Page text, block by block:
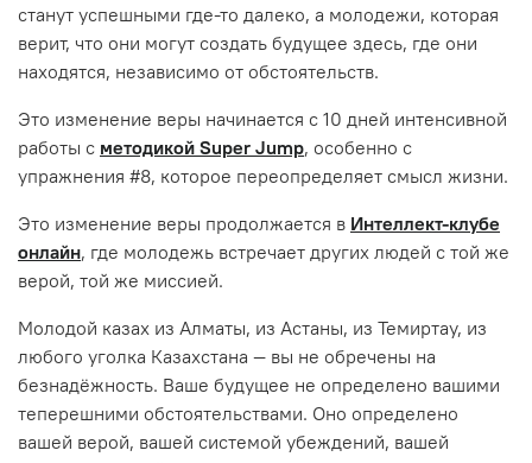
станут успешными где-то далеко, а молодежи, которая
верит, что они могут создать будущее здесь, где они
находятся, независимо от обстоятельств.
Это изменение веры начинается с 10 дней интенсивной
работы с методикой Super Jump, особенно с
упражнения #8, которое переопределяет смысл жизни.
Это изменение веры продолжается в Интеллект-клубе
онлайн, где молодежь встречает других людей с той же
верой, той же миссией.
Молодой казах из Алматы, из Астаны, из Темиртау, из
любого уголка Казахстана — вы не обречены на
безнадёжность. Ваше будущее не определено вашими
теперешними обстоятельствами. Оно определено
вашей верой, вашей системой убеждений, вашей